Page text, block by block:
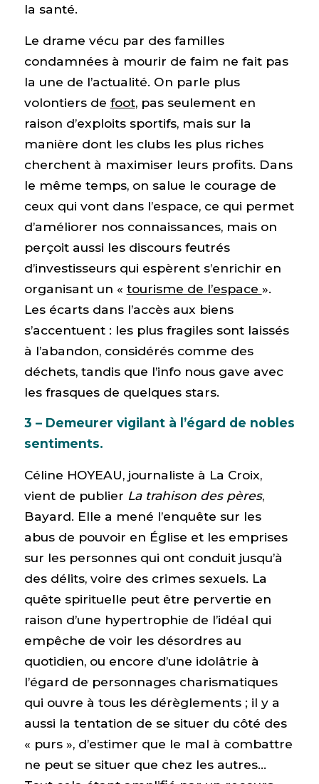
la santé.
Le drame vécu par des familles
condamnées à mourir de faim ne fait pas
la une de l’actualité. On parle plus
volontiers de foot, pas seulement en
raison d’exploits sportifs, mais sur la
manière dont les clubs les plus riches
cherchent à maximiser leurs profits. Dans
le même temps, on salue le courage de
ceux qui vont dans l’espace, ce qui permet
d’améliorer nos connaissances, mais on
perçoit aussi les discours feutrés
d’investisseurs qui espèrent s’enrichir en
organisant un « tourisme de l’espace ».
Les écarts dans l’accès aux biens
s’accentuent : les plus fragiles sont laissés
à l’abandon, considérés comme des
déchets, tandis que l’info nous gave avec
les frasques de quelques stars.
3 – Demeurer vigilant à l’égard de nobles
sentiments.
Céline HOYEAU, journaliste à La Croix,
vient de publier La trahison des pères,
Bayard. Elle a mené l’enquête sur les
abus de pouvoir en Église et les emprises
sur les personnes qui ont conduit jusqu’à
des délits, voire des crimes sexuels. La
quête spirituelle peut être pervertie en
raison d’une hypertrophie de l’idéal qui
empêche de voir les désordres au
quotidien, ou encore d’une idolâtrie à
l’égard de personnages charismatiques
qui ouvre à tous les dérèglements ; il y a
aussi la tentation de se situer du côté des
« purs », d’estimer que le mal à combattre
ne peut se situer que chez les autres…